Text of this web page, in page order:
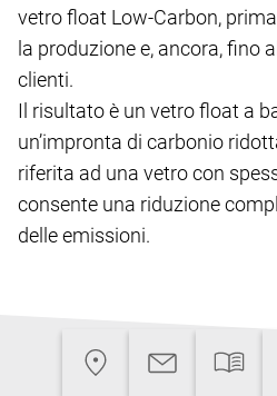
vetro float Low-Carbon,
la produzione e, ancora, fino
clienti.
Il risultato è un vetro float a
un’impronta di carbonio
riferita ad una vetro con
consente una riduzione
delle emissioni.